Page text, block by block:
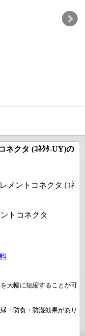
ネクタ (ｺﾈｸﾀ-UY)の
メントコネクタ (ｺﾈ
トコネクタ
大幅に短縮することが可
・防食・防湿効果があり